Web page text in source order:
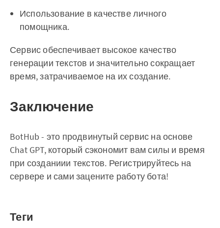
Использование в качестве личного
помощника.
Сервис обеспечивает высокое качество
генерации текстов и значительно сокращает
время, затрачиваемое на их создание.
Заключение
BotHub - это продвинутый сервис на основе
Chat GPT, который сэкономит вам силы и время
при созданиии текстов. Регистрируйтесь на
сервере и сами зацените работу бота!
Теги